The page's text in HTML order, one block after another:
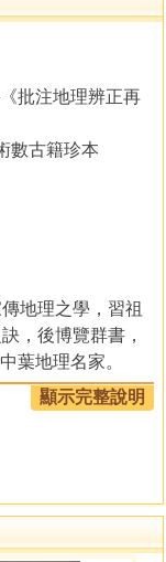
批注地理辨正再
數古籍珍本
地理之學，習祖
，後博覽群書，
葉地理名家。
再辨》。
錫梁溪人。據秘
雲谷、孫其渙
顯示完整說明